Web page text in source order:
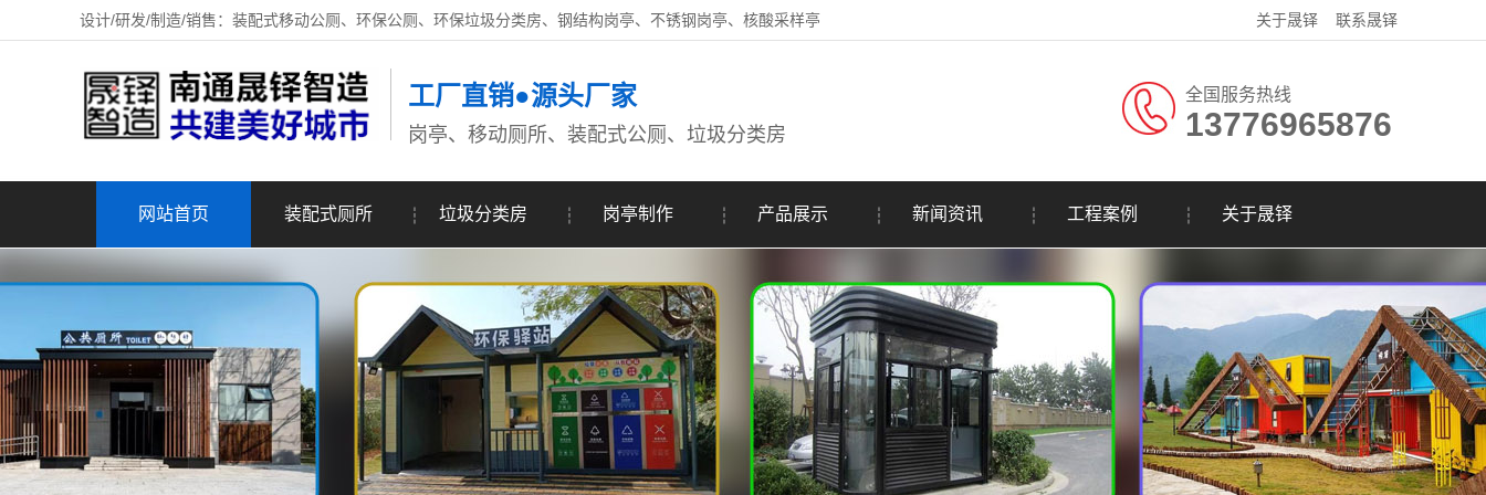
设计/研发/制造/销售：装配式移动公厕、环保公厕、环保垃圾分类房、钢结构岗亭、不锈钢岗亭、核酸采样亭 关于晟铎 联系晟铎
工厂直销●源头厂家
岗亭、移动厕所、装配式公厕、垃圾分类房
全国服务热线
13776965876
网站首页 装配式厕所 垃圾分类房 岗亭制作 产品展示 新闻资讯 工程案例 关于晟铎